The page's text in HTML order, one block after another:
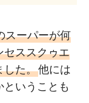
スーパーが何
セススクゥエ
した。他には
いうことも